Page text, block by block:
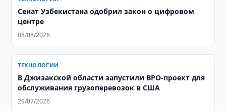
Сенат Узбекистана одобрил закон о цифровом
центре
08/08/2026
ТЕХНОЛОГИИ
В Джизакской области запустили BPO-проект для
обслуживания грузоперевозок в США
29/07/2026